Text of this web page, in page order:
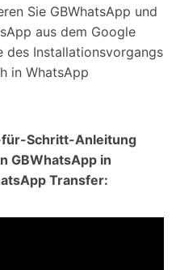
Sie GBWhatsApp und
aus dem Google
des Installationsvorgangs
in WhatsApp
für-Schritt-Anleitung
GBWhatsApp in
Transfer: